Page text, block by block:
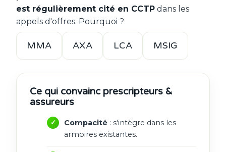
est régulièrement cité en CCTP dans les
appels d'offres. Pourquoi ?
MMA AXA LCA MSIG
Ce qui convainc prescripteurs &
assureurs
Compacité : s'intègre dans les
armoires existantes.